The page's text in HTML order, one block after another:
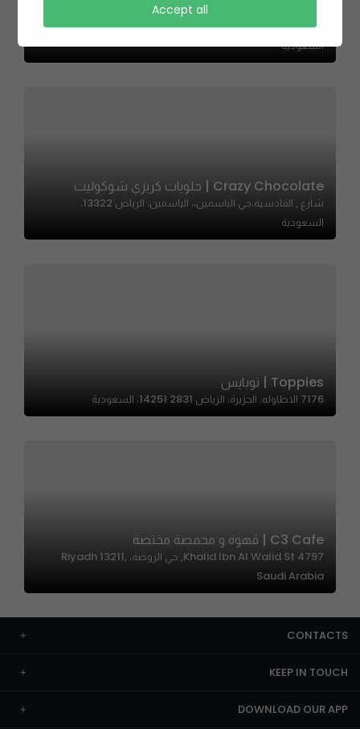
7540 طريق عثمان بن عفان، حي النهضة، بريدة 52388 3213،
السعودية
Crazy Chocolate | حلويات كريزي شوكوليت
شارع , القادسية،حي الياسمين،، الياسمين، الرياض 13322،
السعودية
Toppies | توبايس
7176 الاطاوله، الجزيرة، الرياض 14251 2831، السعودية
C3 Cafe | قهوة و محمصة مختصة
4797 Khalid Ibn Al Walid St, حي الروضة، Riyadh 13211,
Saudi Arabia
CONTACTS
KEEP IN TOUCH
DOWNLOAD OUR APP
Accept all